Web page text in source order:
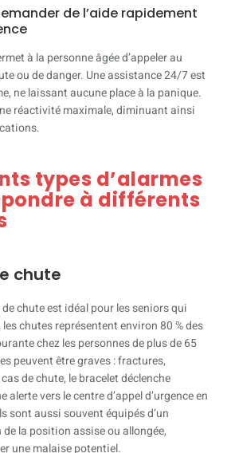
de l’aide rapidement
à la personne âgée d’appeler au
ou de danger. Une assistance 24/7 est
ne laissant aucune place à la panique.
réactivité maximale, diminuant ainsi
types d’alarmes
à différents
chute
chute est idéal pour les seniors qui
chutes représentent environ 80 % des
chez les personnes de plus de 65
peuvent être graves : fractures,
de chute, le bracelet déclenche
vers le centre d’appel d’urgence en
sont aussi souvent équipés d’un
la position assise ou allongée,
une malaise potentiel.